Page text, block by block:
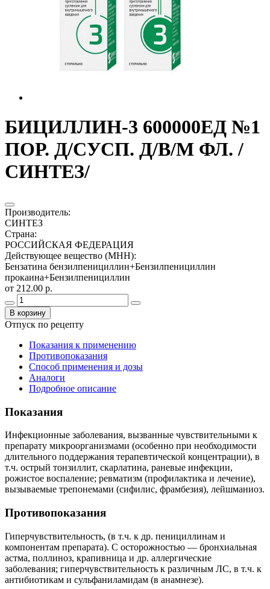
БИЦИЛЛИН-3 600000ЕД №1
ПОР. Д/СУСП. Д/В/М ФЛ. /
СИНТЕЗ/
Производитель:
СИНТЕЗ
Страна:
РОССИЙСКАЯ ФЕДЕРАЦИЯ
Действующее вещество (МНН):
Бензатина бензилпенициллин+Бензилпенициллин
прокаина+Бензилпенициллин
от 212.00 р.
В корзину
Отпуск по рецепту
Показания к применению
Противопоказания
Способ применения и дозы
Аналоги
Подробное описание
Показания
Инфекционные заболевания, вызванные чувствительными к
препарату микроорганизмами (особенно при необходимости
длительного поддержания терапевтической концентрации), в
т.ч. острый тонзиллит, скарлатина, раневые инфекции,
рожистое воспаление; ревматизм (профилактика и лечение),
вызываемые трепонемами (сифилис, фрамбезия), лейшманиоз.
Противопоказания
Гиперчувствительность, (в т.ч. к др. пенициллинам и
компонентам препарата). С осторожностью — бронхиальная
астма, поллиноз, крапивница и др. аллергические
заболевания; гиперчувствительность к различным ЛС, в т.ч. к
антибиотикам и сульфаниламидам (в анамнезе).